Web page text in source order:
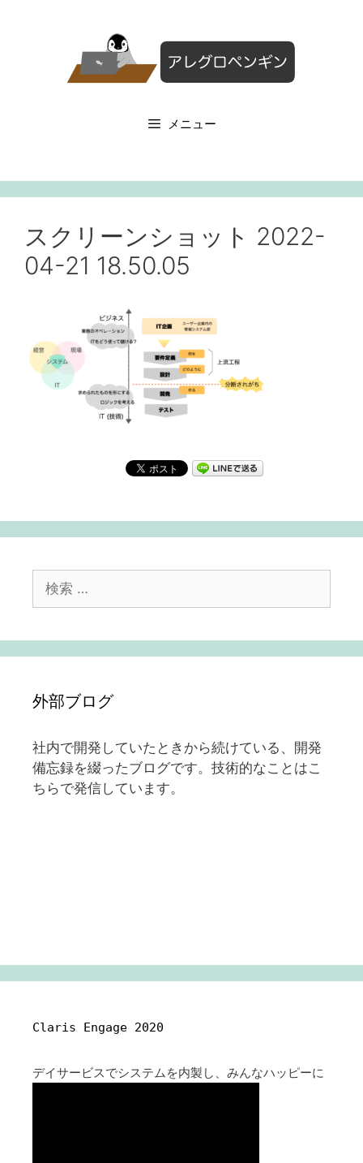
メニュー
スクリーンショット 2022-
04-21 18.50.05
索:
外部ブログ
社内で開発していたときから続けている、開発
備忘録を綴ったブログです。技術的なことはこ
ちらで発信しています。
Claris Engage 2020
デイサービスでシステムを内製し、みんなハッピーに